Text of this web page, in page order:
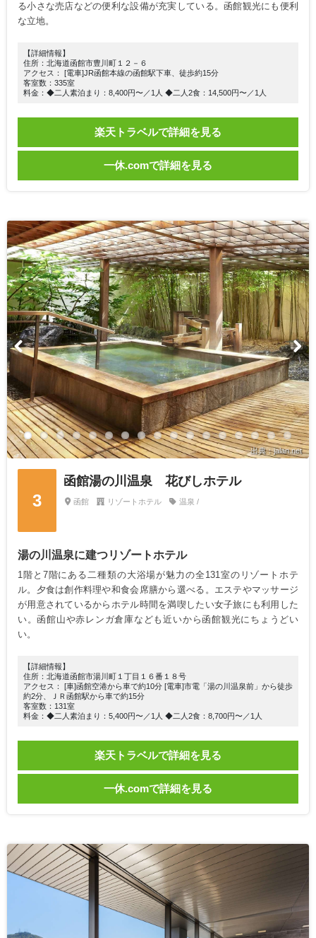
る小さな売店などの便利な設備が充実している。函館観光にも便利
な立地。
【詳細情報】
住所：北海道函館市豊川町１２－６
アクセス： [電車]JR函館本線の函館駅下車、徒歩約15分
客室数：335室
料金：◆二人素泊まり：8,400円〜／1人 ◆二人2食：14,500円〜／1人
楽天トラベルで詳細を見る
一休.comで詳細を見る
出典：jalan.net
3
函館湯の川温泉 花びしホテル
函館 リゾートホテル 温泉 /
湯の川温泉に建つリゾートホテル
1階と7階にある二種類の大浴場が魅力の全131室のリゾートホテ
ル。夕食は創作料理や和食会席膳から選べる。エステやマッサージ
が用意されているからホテル時間を満喫したい女子旅にも利用した
い。函館山や赤レンガ倉庫なども近いから函館観光にちょうどい
い。
【詳細情報】
住所：北海道函館市湯川町１丁目１６番１８号
アクセス： [車]函館空港から車で約10分 [電車]市電「湯の川温泉前」から徒歩
約2分、ＪＲ函館駅から車で約15分
客室数：131室
料金：◆二人素泊まり：5,400円〜／1人 ◆二人2食：8,700円〜／1人
楽天トラベルで詳細を見る
一休.comで詳細を見る